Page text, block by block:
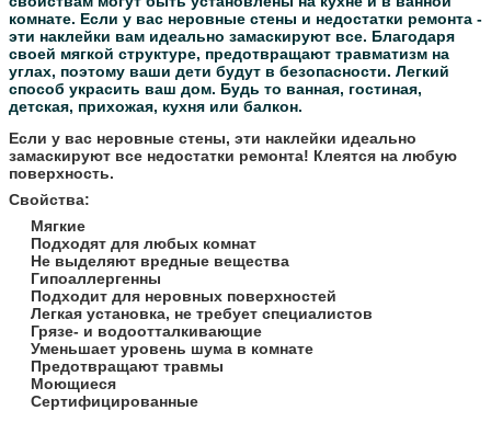
комнате. Если у вас неровные стены и недостатки ремонта -
эти наклейки вам идеально замаскируют все. Благодаря
своей мягкой структуре, предотвращают травматизм на
углах, поэтому ваши дети будут в безопасности. Легкий
способ украсить ваш дом. Будь то ванная, гостиная,
детская, прихожая, кухня или балкон.
Если у вас неровные стены, эти наклейки идеально
замаскируют все недостатки ремонта! Клеятся на любую
поверхность.
Свойства:
Мягкие
Подходят для любых комнат
Не выделяют вредные вещества
Гипоаллергенны
Подходит для неровных поверхностей
Легкая установка, не требует специалистов
Грязе- и водоотталкивающие
Уменьшает уровень шума в комнате
Предотвращают травмы
Моющиеся
Сертифицированные